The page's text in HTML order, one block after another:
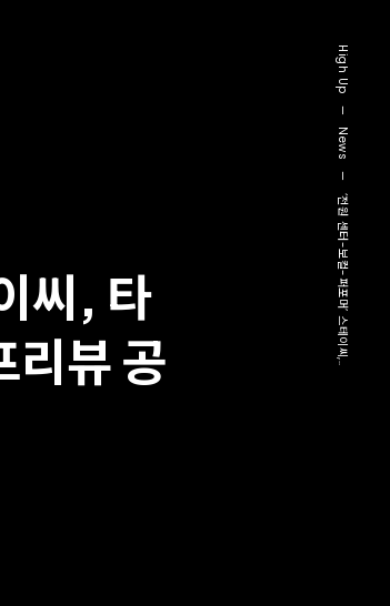
씨, 타
리뷰 공
High Up
—
News
‘전원 센터-보컬-퍼포머’ 스테이씨,..